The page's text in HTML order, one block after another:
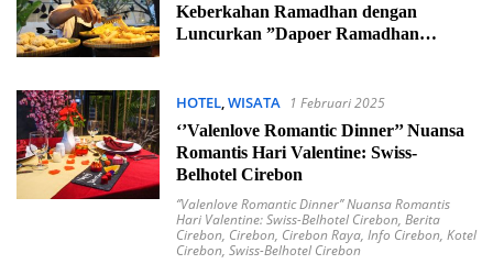
Keberkahan Ramadhan dengan
Luncurkan ”Dapoer Ramadhan
HOTEL,WISATA
1 Februari 2025
‘’Valenlove Romantic Dinner’’ Nuansa
Romantis Hari Valentine: Swiss-
Belhotel Cirebon
‘’Valenlove Romantic Dinner’’ Nuansa Romantis
Hari Valentine: Swiss-Belhotel Cirebon, Berita
Cirebon, Cirebon, Cirebon Raya, Info Cirebon, Kotel
Cirebon, Swiss-Belhotel Cirebon